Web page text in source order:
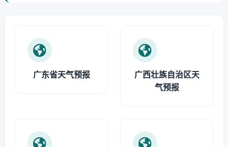
广东省天气预报
广西壮族自治区天
气预报